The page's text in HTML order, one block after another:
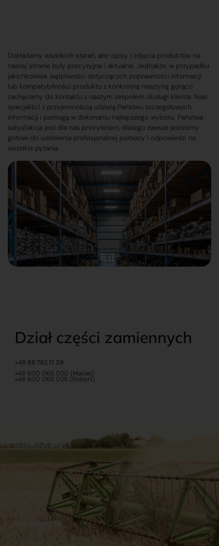
Dokładamy wszelkich starań, aby opisy i zdjęcia produktów na
naszej stronie były precyzyjne i aktualne. Jednakże, w przypadku
jakichkolwiek wątpliwości dotyczących poprawności informacji
lub kompatybilności produktu z konkretną maszyną, gorąco
zachęcamy do kontaktu z naszym zespołem obsługi klienta. Nasi
specjaliści z przyjemnością udzielą Państwu szczegółowych
informacji i pomogą w dokonaniu najlepszego wyboru. Państwa
satysfakcja jest dla nas priorytetem, dlatego zawsze jesteśmy
gotowi do udzielenia profesjonalnej pomocy i odpowiedzi na
wszelkie pytania.
Dział części zamiennych
+48 89 762 17 39
+48 600 065 020 (Maciej)
+48 600 065 028 (Robert)
Dokumenty
Regulamin Dostawy
Romanowski
Sklep internetowy
Praca
Ubezpieczenia